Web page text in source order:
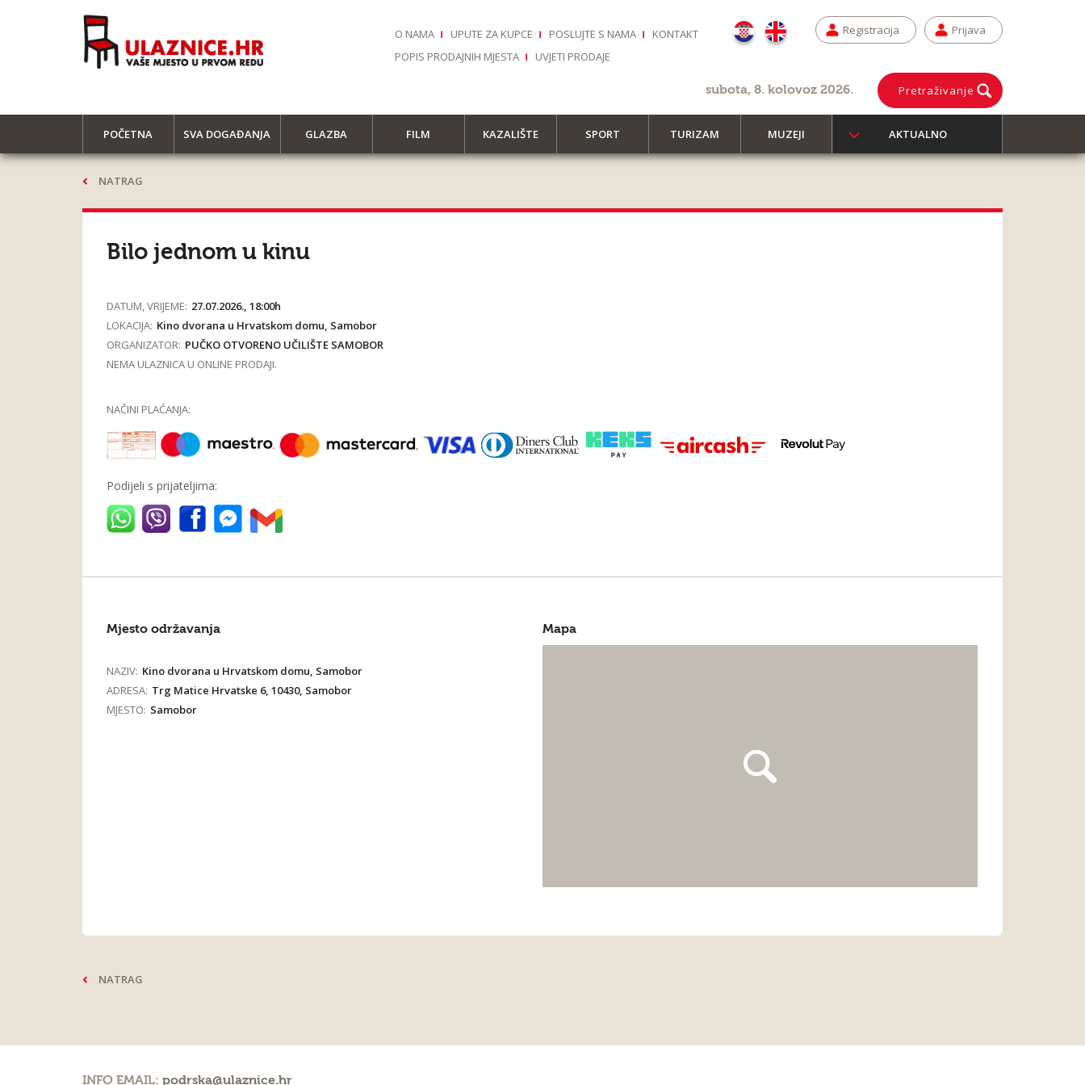
O NAMA UPUTE ZA KUPCE POSLUJTE S NAMA
KONTAKT
POPIS PRODAJNIH MJESTA
UVJETI PRODAJE
Registracija Prijava
subota, 8. kolovoz 2026. Pretraživanje
POČETNA SVA DOGAĐANJA GLAZBA FILM KAZALIŠTE SPORT TURIZAM MUZEJI AKTUALNO
NATRAG
Bilo jednom u kinu
DATUM, VRIJEME: 27.07.2026., 18:00h
LOKACIJA: Kino dvorana u Hrvatskom domu, Samobor
ORGANIZATOR: PUČKO OTVORENO UČILIŠTE SAMOBOR
NEMA ULAZNICA U ONLINE PRODAJI.
NAČINI PLAĆANJA:
Podijeli s prijateljima:
Mjesto održavanja
NAZIV: Kino dvorana u Hrvatskom domu, Samobor
ADRESA: Trg Matice Hrvatske 6, 10430, Samobor
MJESTO: Samobor
Mapa
NATRAG
INFO EMAIL: podrska@ulaznice.hr